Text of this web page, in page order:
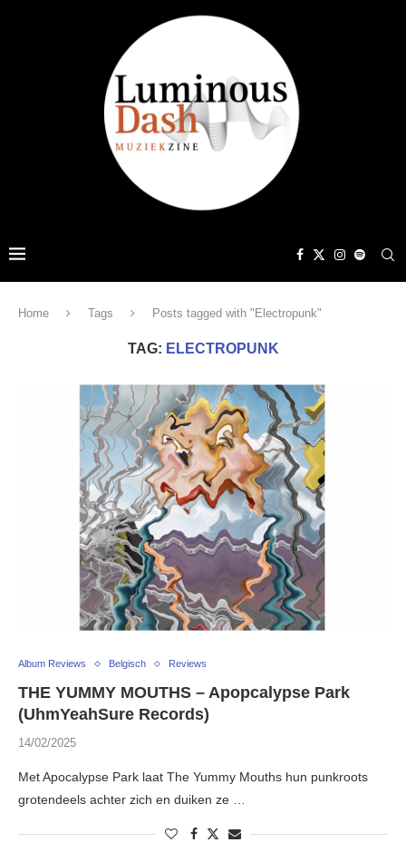
Home Tags Posts tagged with "Electropunk"
TAG: ELECTROPUNK
Album Reviews Belgisch Reviews
THE YUMMY MOUTHS – Apopcalypse Park
(UhmYeahSure Records)
14/02/2025
Met Apocalypse Park laat The Yummy Mouths hun punkroots
grotendeels achter zich en duiken ze …